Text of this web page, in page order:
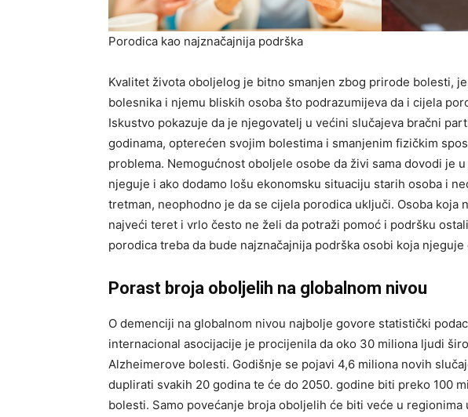
Porodica kao najznačajnija podrška
Kvalitet života oboljelog je bitno smanjen zbog prirode bolesti,
bolesnika i njemu bliskih osoba što podrazumijeva da i cijela
Iskustvo pokazuje da je njegovatelj u većini slučajeva bračni
godinama, opterećen svojim bolestima i smanjenim fizičkim
problema. Nemogućnost oboljele osobe da živi sama dovodi je
njeguje i ako dodamo lošu ekonomsku situaciju starih osoba i
tretman, neophodno je da se cijela porodica uključi. Osoba koja
najveći teret i vrlo često ne želi da potraži pomoć i podršku
porodica treba da bude najznačajnija podrška osobi koja
Porast broja oboljelih na globalnom nivou
O demenciji na globalnom nivou najbolje govore statistički
internacional asocijacije je procijenila da oko 30 miliona ljudi
Alzheimerove bolesti. Godišnje se pojavi 4,6 miliona novih
duplirati svakih 20 godina te će do 2050. godine biti preko 100
bolesti. Samo povećanje broja oboljelih će biti veće u regionima